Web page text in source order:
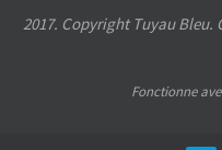
2017. Copyright Tuyau Bleu.
Fonctionne